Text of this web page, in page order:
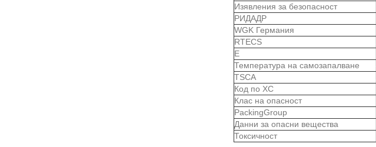
Изявления за безопасност
РИДАДР
WGK Германия
RTECS
Е
Температура на самозапалване
TSCA
Код по ХС
Клас на опасност
PackingGroup
Данни за опасни вещества
Токсичност